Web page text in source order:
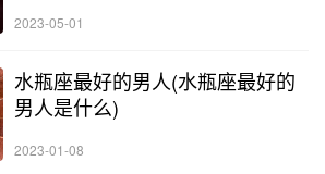
2023-05-01
水瓶座最好的男人(水瓶座最好的
男人是什么)
2023-01-08